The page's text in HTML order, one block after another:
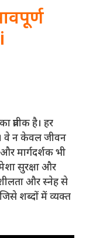
प्रतीक है। हर
वे न केवल जीवन
मार्गदर्शक भी
सुरक्षा और
और स्नेह से
जिसे शब्दों में व्यक्त